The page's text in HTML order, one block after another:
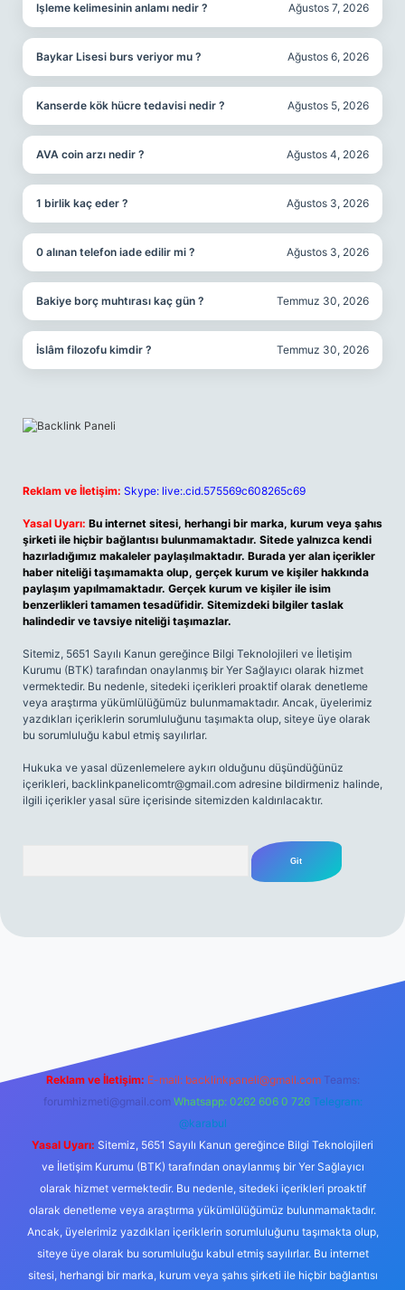
Işleme kelimesinin anlamı nedir ? Ağustos 7, 2026
Baykar Lisesi burs veriyor mu ? Ağustos 6, 2026
Kanserde kök hücre tedavisi nedir ? Ağustos 5, 2026
AVA coin arzı nedir ? Ağustos 4, 2026
1 birlik kaç eder ? Ağustos 3, 2026
0 alınan telefon iade edilir mi ? Ağustos 3, 2026
Bakiye borç muhtırası kaç gün ? Temmuz 30, 2026
İslâm filozofu kimdir ? Temmuz 30, 2026
Reklam ve İletişim: Skype: live:.cid.575569c608265c69
Yasal Uyarı: Bu internet sitesi, herhangi bir marka, kurum veya şahıs
şirketi ile hiçbir bağlantısı bulunmamaktadır. Sitede yalnızca kendi
hazırladığımız makaleler paylaşılmaktadır. Burada yer alan içerikler
haber niteliği taşımamakta olup, gerçek kurum ve kişiler hakkında
paylaşım yapılmamaktadır. Gerçek kurum ve kişiler ile isim
benzerlikleri tamamen tesadüfidir. Sitemizdeki bilgiler taslak
halindedir ve tavsiye niteliği taşımazlar.
Sitemiz, 5651 Sayılı Kanun gereğince Bilgi Teknolojileri ve İletişim
Kurumu (BTK) tarafından onaylanmış bir Yer Sağlayıcı olarak hizmet
vermektedir. Bu nedenle, sitedeki içerikleri proaktif olarak denetleme
veya araştırma yükümlülüğümüz bulunmamaktadır. Ancak, üyelerimiz
yazdıkları içeriklerin sorumluluğunu taşımakta olup, siteye üye olarak
bu sorumluluğu kabul etmiş sayılırlar.
Hukuka ve yasal düzenlemelere aykırı olduğunu düşündüğünüz
içerikleri, backlinkpanelicomtr@gmail.com adresine bildirmeniz halinde,
ilgili içerikler yasal süre içerisinde sitemizden kaldırılacaktır.
Reklam ve İletişim: E-mail: backlinkpaneli@gmail.com Teams:
forumhizmeti@gmail.com Whatsapp: 0262 606 0 726 Telegram:
@karabul
Yasal Uyarı: Sitemiz, 5651 Sayılı Kanun gereğince Bilgi Teknolojileri
ve İletişim Kurumu (BTK) tarafından onaylanmış bir Yer Sağlayıcı
olarak hizmet vermektedir. Bu nedenle, sitedeki içerikleri proaktif
olarak denetleme veya araştırma yükümlülüğümüz bulunmamaktadır.
Ancak, üyelerimiz yazdıkları içeriklerin sorumluluğunu taşımakta olup,
siteye üye olarak bu sorumluluğu kabul etmiş sayılırlar. Bu internet
sitesi, herhangi bir marka, kurum veya şahıs şirketi ile hiçbir bağlantısı